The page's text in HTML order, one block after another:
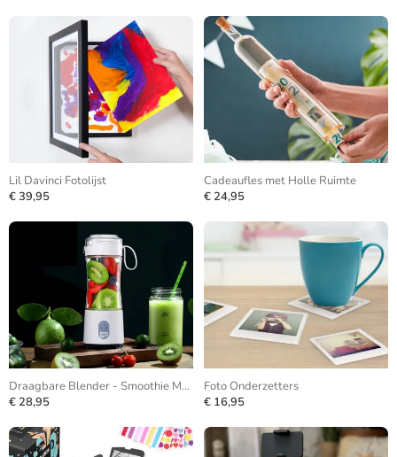
Lil Davinci Fotolijst
€ 39,95
Cadeaufles met Holle Ruimte
€ 24,95
Draagbare Blender - Smoothie Maker
€ 28,95
Foto Onderzetters
€ 16,95